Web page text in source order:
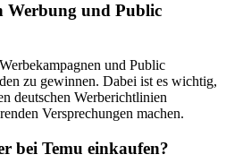
Werbung und Public
und Public
zu gewinnen. Dabei ist es wichtig,
deutschen Werberichtlinien
Versprechungen machen.
bei Temu einkaufen?